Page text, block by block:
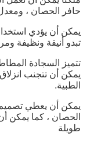
حافر الحصان ،
يمكن أن يؤدي
تبدو أنيقة ونظيفة
تتميز السجادة
يمكن أن تتجنب
الطبية.
يمكن أن يعطي تصميم
الحصان ، كما يمكن
طويلة